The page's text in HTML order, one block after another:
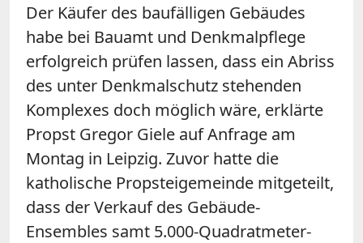
Der Käufer des baufälligen Gebäudes
habe bei Bauamt und Denkmalpflege
erfolgreich prüfen lassen, dass ein Abriss
des unter Denkmalschutz stehenden
Komplexes doch möglich wäre, erklärte
Propst Gregor Giele auf Anfrage am
Montag in Leipzig. Zuvor hatte die
katholische Propsteigemeinde mitgeteilt,
dass der Verkauf des Gebäude-
Ensembles samt 5.000-Quadratmeter-